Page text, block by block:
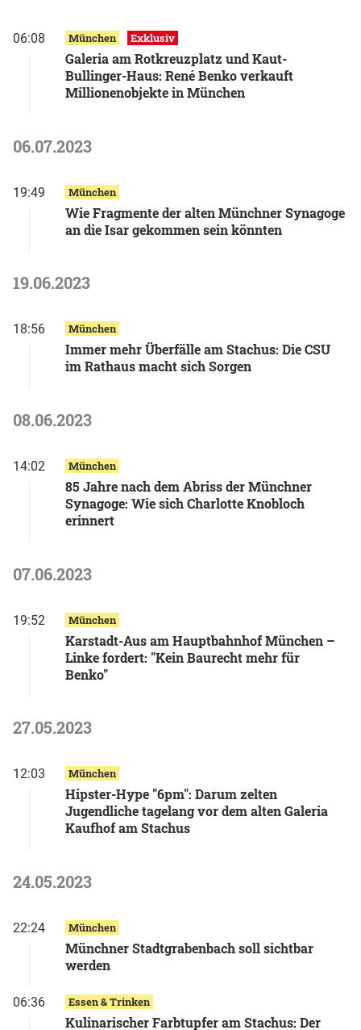
06:08 München Exklusiv
Galeria am Rotkreuzplatz und Kaut-
Bullinger-Haus: René Benko verkauft
Millionenobjekte in München
06.07.2023
19:49 München
Wie Fragmente der alten Münchner Synagoge
an die Isar gekommen sein könnten
19.06.2023
18:56 München
Immer mehr Überfälle am Stachus: Die CSU
im Rathaus macht sich Sorgen
08.06.2023
14:02 München
85 Jahre nach dem Abriss der Münchner
Synagoge: Wie sich Charlotte Knobloch
erinnert
07.06.2023
19:52 München
Karstadt-Aus am Hauptbahnhof München –
Linke fordert: "Kein Baurecht mehr für
Benko"
27.05.2023
12:03 München
Hipster-Hype "6pm": Darum zelten
Jugendliche tagelang vor dem alten Galeria
Kaufhof am Stachus
24.05.2023
22:24 München
Münchner Stadtgrabenbach soll sichtbar
werden
06:36 Essen & Trinken
Kulinarischer Farbtupfer am Stachus: Der